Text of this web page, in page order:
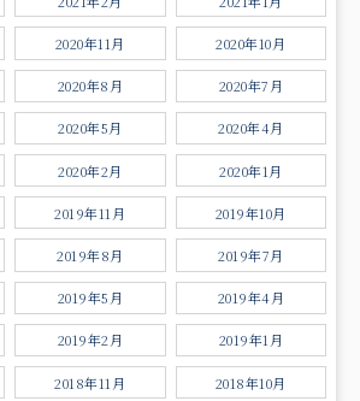
2020年11月 2020年10月
2020年8月 2020年7月
2020年5月 2020年4月
2020年2月 2020年1月
2019年11月 2019年10月
2019年8月 2019年7月
2019年5月 2019年4月
2019年2月 2019年1月
2018年11月 2018年10月